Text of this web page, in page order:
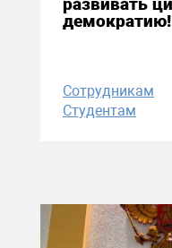
демократию!
Сотрудникам
Студентам